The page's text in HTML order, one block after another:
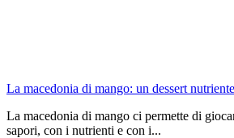
La macedonia di mango: un dessert nutriente
La macedonia di mango ci permette di
sapori, con i nutrienti e con i...